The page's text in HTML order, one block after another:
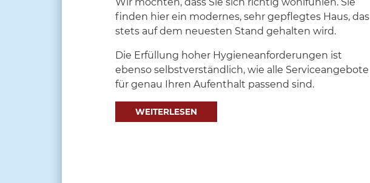
finden hier ein modernes, sehr gepflegtes Haus, das
stets auf dem neuesten Stand gehalten wird.
Die Erfüllung hoher Hygieneanforderungen ist
ebenso selbstverständlich, wie alle Serviceangebote
für genau Ihren Aufenthalt passend sind.
WEITERLESEN